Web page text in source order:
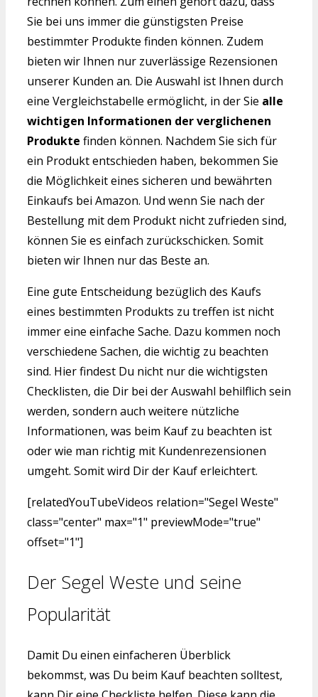
Sie bei uns immer die günstigsten Preise
bestimmter Produkte finden können. Zudem
bieten wir Ihnen nur zuverlässige Rezensionen
unserer Kunden an. Die Auswahl ist Ihnen durch
eine Vergleichstabelle ermöglicht, in der Sie alle
wichtigen Informationen der verglichenen
Produkte finden können. Nachdem Sie sich für
ein Produkt entschieden haben, bekommen Sie
die Möglichkeit eines sicheren und bewährten
Einkaufs bei Amazon. Und wenn Sie nach der
Bestellung mit dem Produkt nicht zufrieden sind,
können Sie es einfach zurückschicken. Somit
bieten wir Ihnen nur das Beste an.
Eine gute Entscheidung bezüglich des Kaufs
eines bestimmten Produkts zu treffen ist nicht
immer eine einfache Sache. Dazu kommen noch
verschiedene Sachen, die wichtig zu beachten
sind. Hier findest Du nicht nur die wichtigsten
Checklisten, die Dir bei der Auswahl behilflich sein
werden, sondern auch weitere nützliche
Informationen, was beim Kauf zu beachten ist
oder wie man richtig mit Kundenrezensionen
umgeht. Somit wird Dir der Kauf erleichtert.
[relatedYouTubeVideos relation="Segel Weste"
class="center" max="1" previewMode="true"
offset="1"]
Der Segel Weste und seine
Popularität
Damit Du einen einfacheren Überblick
bekommst, was Du beim Kauf beachten solltest,